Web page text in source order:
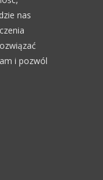
nas
i pozwól